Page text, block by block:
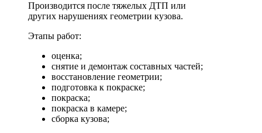
Производится после тяжелых ДТП или
других нарушениях геометрии кузова.
Этапы работ:
оценка;
снятие и демонтаж составных частей;
восстановление геометрии;
подготовка к покраске;
покраска;
покраска в камере;
сборка кузова;